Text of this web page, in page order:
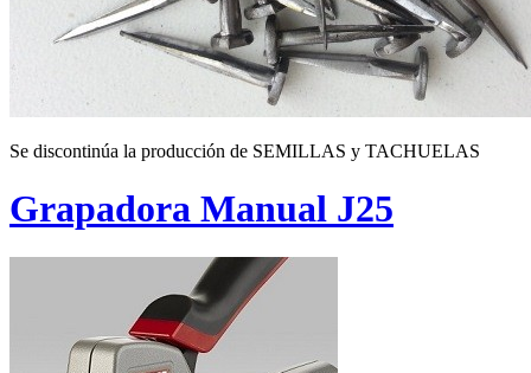
Se discontinúa la producción de SEMILLAS y TACHUELAS
Grapadora Manual J25